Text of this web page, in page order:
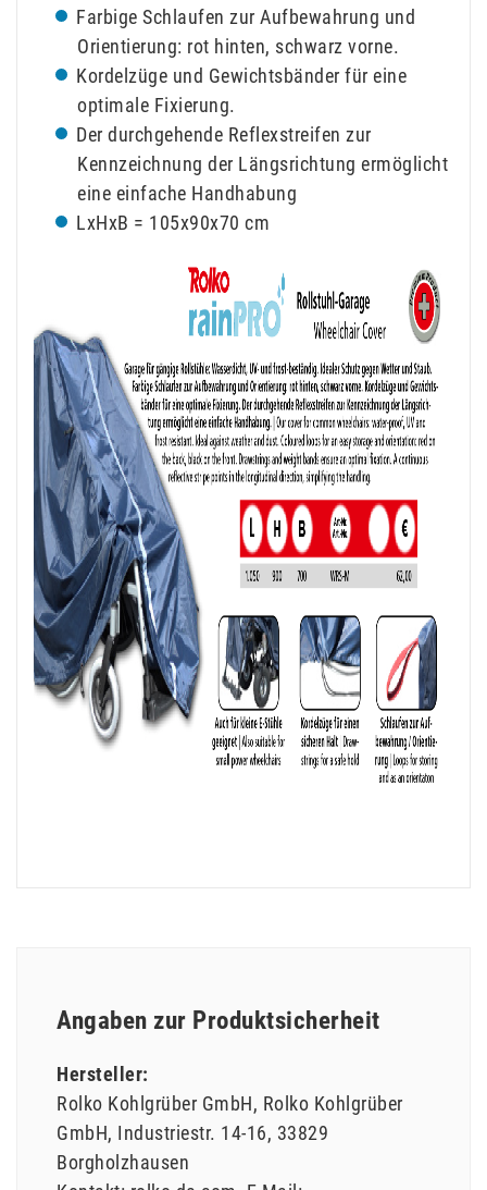
Farbige Schlaufen zur Aufbewahrung und
Orientierung: rot hinten, schwarz vorne.
Kordelzüge und Gewichtsbänder für eine
optimale Fixierung.
Der durchgehende Reflexstreifen zur
Kennzeichnung der Längsrichtung ermöglicht
eine einfache Handhabung
LxHxB = 105x90x70 cm
Angaben zur Produktsicherheit
Hersteller:
Rolko Kohlgrüber GmbH Rolko Kohlgrüber
GmbH Industriestr. 14-16 33829
Borgholzhausen